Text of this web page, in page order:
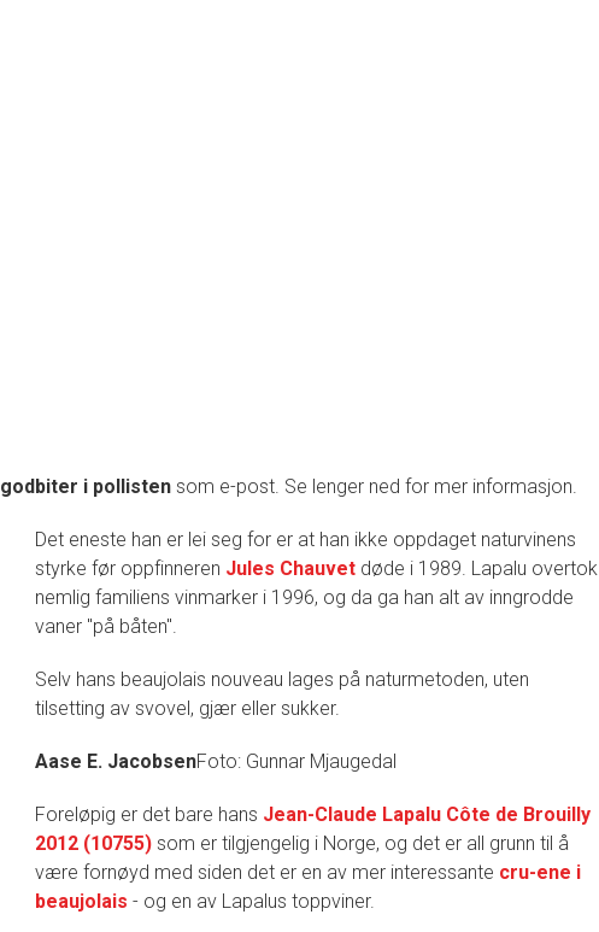
godbiter i pollisten som e-post. Se lenger ned for mer informasjon.
Det eneste han er lei seg for er at han ikke oppdaget naturvinens
styrke før oppfinneren Jules Chauvet døde i 1989. Lapalu overtok
nemlig familiens vinmarker i 1996, og da ga han alt av inngrodde
vaner "på båten".
Selv hans beaujolais nouveau lages på naturmetoden, uten
tilsetting av svovel, gjær eller sukker.
Aase E. JacobsenFoto: Gunnar Mjaugedal
Foreløpig er det bare hans Jean-Claude Lapalu Côte de Brouilly
2012 (10755) som er tilgjengelig i Norge, og det er all grunn til å
være fornøyd med siden det er en av mer interessante cru-ene i
beaujolais - og en av Lapalus toppviner.